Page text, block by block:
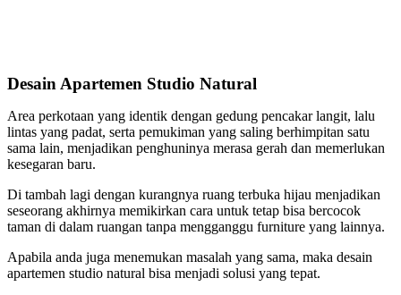
Desain Apartemen Studio Natural
Area perkotaan yang identik dengan gedung pencakar langit, lalu
lintas yang padat, serta pemukiman yang saling berhimpitan satu
sama lain, menjadikan penghuninya merasa gerah dan memerlukan
kesegaran baru.
Di tambah lagi dengan kurangnya ruang terbuka hijau menjadikan
seseorang akhirnya memikirkan cara untuk tetap bisa bercocok
taman di dalam ruangan tanpa mengganggu furniture yang lainnya.
Apabila anda juga menemukan masalah yang sama, maka desain
apartemen studio natural bisa menjadi solusi yang tepat.